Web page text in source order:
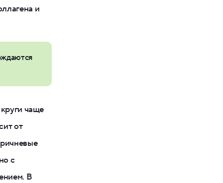
и
чаще
от
с
В